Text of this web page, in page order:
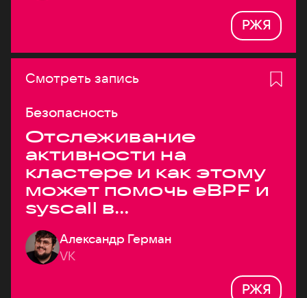
РЖЯ
Смотреть запись
Безопасность
Отслеживание
активности на
кластере и как этому
может помочь eBPF и
syscall в
высоконагруженных
системах
Александр Герман
VK
РЖЯ